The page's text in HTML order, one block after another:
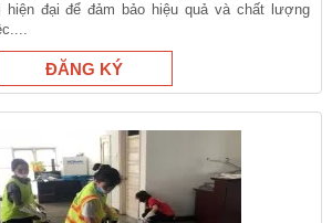
hiện đại để đảm bảo hiệu quả và chất lượng